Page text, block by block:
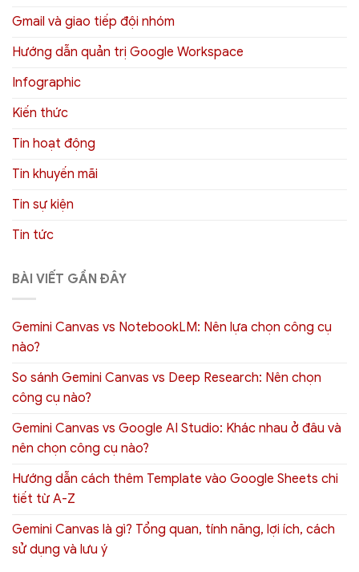
Gmail và giao tiếp đội nhóm
Hướng dẫn quản trị Google Workspace
Infographic
Kiến thức
Tin hoạt động
Tin khuyến mãi
Tin sự kiện
Tin tức
BÀI VIẾT GẦN ĐÂY
Gemini Canvas vs NotebookLM: Nên lựa chọn công cụ
nào?
So sánh Gemini Canvas vs Deep Research: Nên chọn
công cụ nào?
Gemini Canvas vs Google AI Studio: Khác nhau ở đâu và
nên chọn công cụ nào?
Hướng dẫn cách thêm Template vào Google Sheets chi
tiết từ A-Z
Gemini Canvas là gì? Tổng quan, tính năng, lợi ích, cách
sử dụng và lưu ý